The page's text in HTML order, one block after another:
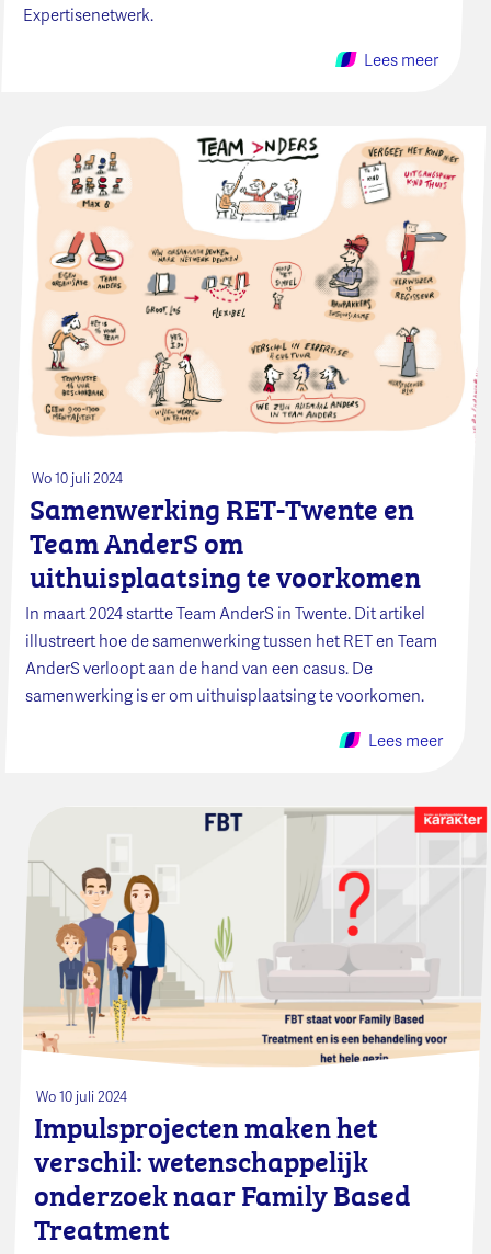
Expertisenetwerk.
Lees meer
Wo 10 juli 2024
Samenwerking RET-Twente en
Team AnderS om
uithuisplaatsing te voorkomen
In maart 2024 startte Team AnderS in Twente. Dit artikel
illustreert hoe de samenwerking tussen het RET en Team
AnderS verloopt aan de hand van een casus. De
samenwerking is er om uithuisplaatsing te voorkomen.
Lees meer
Wo 10 juli 2024
Impulsprojecten maken het
verschil: wetenschappelijk
onderzoek naar Family Based
Treatment